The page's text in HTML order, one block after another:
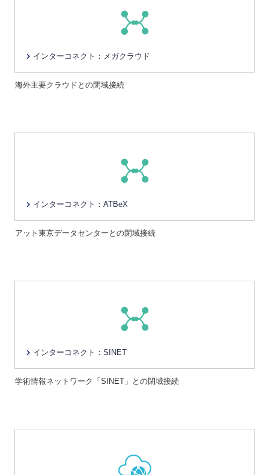
インターコネクト：メガクラウド
海外主要クラウドとの閉域接続
インターコネクト：ATBeX
アット東京データセンターとの閉域接続
インターコネクト：SINET
学術情報ネットワーク「SINET」との閉域接続